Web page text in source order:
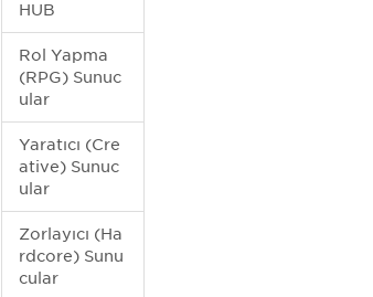
HUB
Rol Yapma
(RPG) Sunuc
ular
Yaratıcı (Cre
ative) Sunuc
ular
Zorlayıcı (Ha
rdcore) Sunu
cular